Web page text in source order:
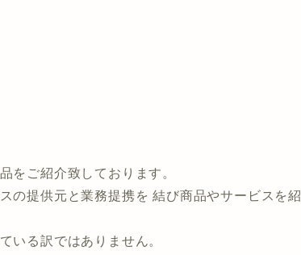
をご紹介致しております。
の提供元と業務提携を 結び商品やサービスを紹
いる訳ではありません。